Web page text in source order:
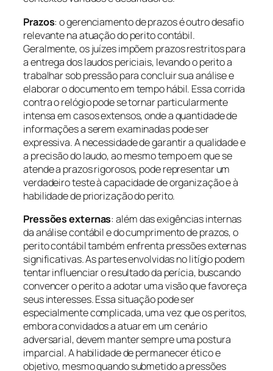
Prazos: o gerenciamento de prazos é outro desafio
relevante na atuação do perito contábil.
Geralmente, os juízes impõem prazos restritos para
a entrega dos laudos periciais, levando o perito a
trabalhar sob pressão para concluir sua análise e
elaborar o documento em tempo hábil. Essa corrida
contra o relógio pode se tornar particularmente
intensa em casos extensos, onde a quantidade de
informações a serem examinadas pode ser
expressiva. A necessidade de garantir a qualidade e
a precisão do laudo, ao mesmo tempo em que se
atende a prazos rigorosos, pode representar um
verdadeiro teste à capacidade de organização e à
habilidade de priorização do perito.
Pressões externas: além das exigências internas
da análise contábil e do cumprimento de prazos, o
perito contábil também enfrenta pressões externas
significativas. As partes envolvidas no litígio podem
tentar influenciar o resultado da perícia, buscando
convencer o perito a adotar uma visão que favoreça
seus interesses. Essa situação pode ser
especialmente complicada, uma vez que os peritos,
embora convidados a atuar em um cenário
adversarial, devem manter sempre uma postura
imparcial. A habilidade de permanecer ético e
objetivo, mesmo quando submetido a pressões